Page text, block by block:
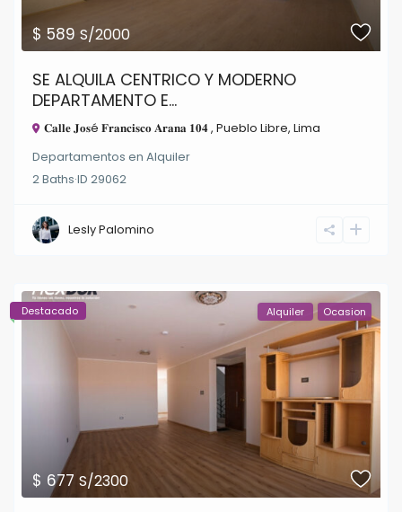
$ 589S/2000
SE ALQUILA CENTRICO Y MODERNO
DEPARTAMENTO E...
𝐂𝐚𝐥𝐥𝐞 𝐉𝐨𝐬é 𝐅𝐫𝐚𝐧𝐜𝐢𝐬𝐜𝐨 𝐀𝐫𝐚𝐧𝐚 𝟏𝟎𝟒 ,Pueblo Libre,Lima
Departamentos enAlquiler
2Baths·ID29062
Lesly Palomino
$ 677S/2300
Alquiler Ocasion
Destacado